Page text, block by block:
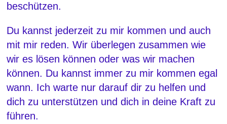
beschützen.
Du kannst jederzeit zu mir kommen und auch
mit mir reden. Wir überlegen zusammen wie
wir es lösen können oder was wir machen
können. Du kannst immer zu mir kommen egal
wann. Ich warte nur darauf dir zu helfen und
dich zu unterstützen und dich in deine Kraft zu
führen.